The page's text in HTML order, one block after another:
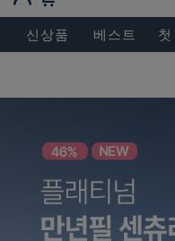
BESEN
신상품 베스트 첫